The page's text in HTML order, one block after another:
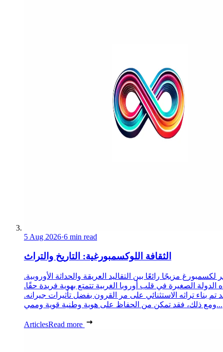
5 Aug 2026·6 min read
الثقافة اللوكسمبورغية: التاريخ والتراث
لكسمبورغ مزيجًا رائعًا بين التقاليد العريقة والحداثة الأوروبية.
الدولة الصغيرة في قلب أوروبا الغربية تتمتع بهوية فريدة حقًا.
تم بناء تراثه الاستثنائي على مر القرون بفضل تأثيرات جيرانه.
ومع ذلك، فقد تمكن من الحفاظ على هوية وطنية قوية وممي...
ArticlesRead more